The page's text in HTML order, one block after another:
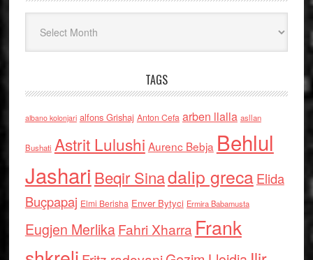
TAGS
albano kolonjari alfons Grishaj Anton Cefa arben llalla asllan
Bushati Astrit Lulushi Aurenc Bebja Behlul
Jashari Beqir Sinadalip grecaElida
Buçpapaj Elmi Berisha Enver Bytyci Ermira Babamusta
Eugjen MerlikaFahri Xharra Frank